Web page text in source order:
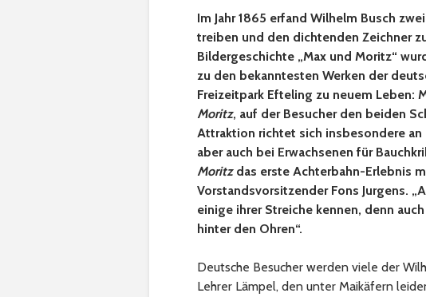
Im Jahr 1865 erfand Wilhelm Busch
treiben und den dichtenden Zeichner
Bildergeschichte „Max und Moritz“
zu den bekanntesten Werken der
Freizeitpark Efteling zu neuem Leben:
Moritz, auf der Besucher den beiden
Attraktion richtet sich insbesondere an
aber auch bei Erwachsenen für
Moritzdas erste Achterbahn-Erlebnis
Vorstandsvorsitzender Fons Jurgens.
einige ihrer Streiche kennen, denn
hinter den Ohren“.
Deutsche Besucher werden viele der
Lehrer Lämpel, den unter Maikäfern